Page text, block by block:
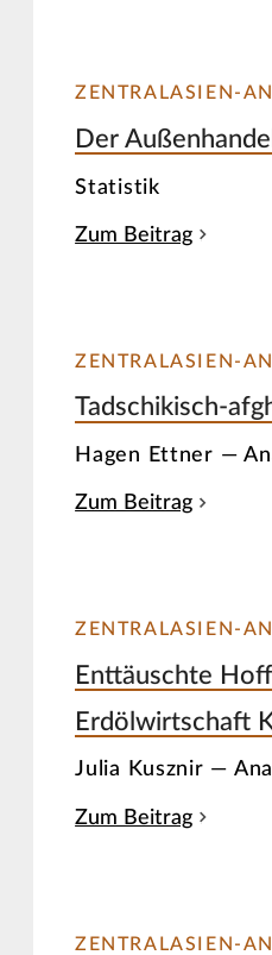
ZENTRALASIEN-
Der
Statistik
Zum Beitrag
ZENTRALASIEN-
Tadschikisch-
Hagen Ettner —
Zum Beitrag
ZENTRALASIEN-
Enttäuschte
Erdölwirtschaft
Julia Kusznir —
Zum Beitrag
ZENTRALASIEN-